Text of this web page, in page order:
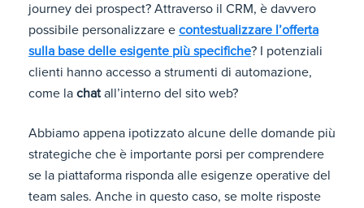
journey dei prospect? Attraverso il CRM, è davvero
possibile personalizzare e contestualizzare l’offerta
sulla base delle esigente più specifiche? I potenziali
clienti hanno accesso a strumenti di automazione,
come la chatall’interno del sito web?
Abbiamo appena ipotizzato alcune delle domande più
strategiche che è importante porsi per comprendere
se la piattaforma risponda alle esigenze operative del
team sales. Anche in questo caso, se molte risposte